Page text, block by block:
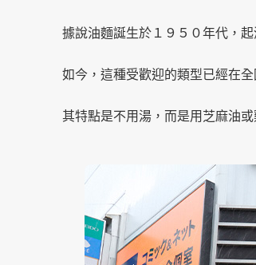
據說油麵誕生於１９５０年代，
如今，這種受歡迎的類型已經在
其特點是不用湯，而是用芝麻油